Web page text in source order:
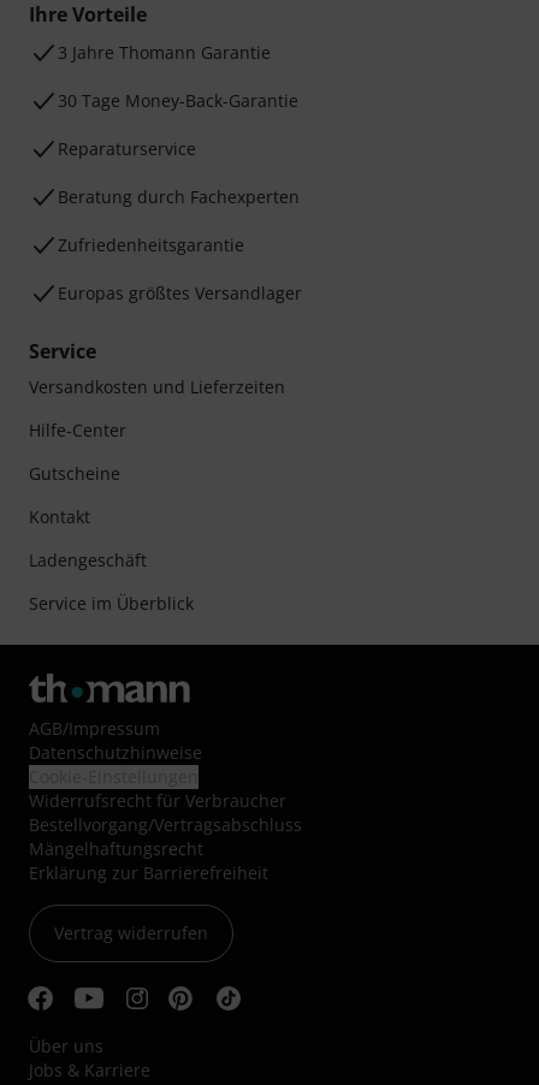
Ihre Vorteile
3 Jahre Thomann Garantie
30 Tage Money-Back-Garantie
Reparaturservice
Beratung durch Fachexperten
Zufriedenheitsgarantie
Europas größtes Versandlager
Service
Versandkosten und Lieferzeiten
Hilfe-Center
Gutscheine
Kontakt
Ladengeschäft
Service im Überblick
AGB/Impressum
Datenschutzhinweise
Widerrufsrecht für Verbraucher
Bestellvorgang/Vertragsabschluss
Mängelhaftungsrecht
Erklärung zur Barrierefreiheit
Vertrag widerrufen
Über uns
Jobs & Karriere